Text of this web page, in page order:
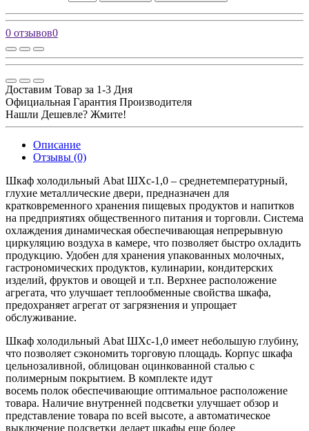
0 отзывов0
Доставим Товар за 1-3 Дня
Официальная Гарантия Производителя
Нашли Дешевле? Жмите!
Описание
Отзывы (0)
Шкаф холодильный Abat ШХс-1,0 – среднетемпературный,
глухие металлические двери, предназначен для
кратковременного хранения пищевых продуктов и напитков
на предприятиях общественного питания и торговли. Система
охлаждения динамическая обеспечивающая непрерывную
циркуляцию воздуха в камере, что позволяет быстро охладить
продукцию. Удобен для хранения упакованных молочных,
гастрономических продуктов, кулинарии, кондитерских
изделий, фруктов и овощей и т.п. Верхнее расположение
агрегата, что улучшает теплообменные свойства шкафа,
предохраняет агрегат от загрязнения и упрощает
обслуживание.
Шкаф холодильный Abat ШХс-1,0 имеет небольшую глубину,
что позволяет сэкономить торговую площадь. Корпус шкафа
цельнозаливной, облицован оцинкованной сталью с
полимерным покрытием. В комплекте идут
восемь полок обеспечивающие оптимальное расположение
товара. Наличие внутренней подсветки улучшает обзор и
представление товара по всей высоте, а автоматическое
выключение подсветки делает шкафы еще более